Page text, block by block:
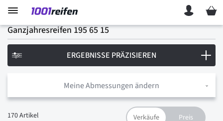
Mein
Ganzjahresreifen 195 65 15
Meine Abmessungen ändern
170Artikel
ERGEBNISSE PRÄZISIEREN